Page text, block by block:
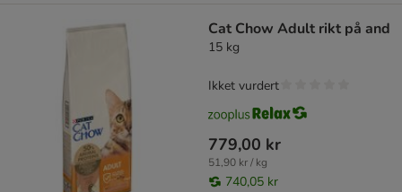
Cat Chow Adult rikt på and
15 kg
779,00 kr
51,90 kr / kg
740,05 kr
Ikket vurdert